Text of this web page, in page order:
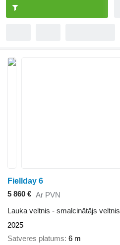
Fiellday 6
5 860 € Ar PVN
Lauka veltnis - smalcinātājs veltnis
2025
Satveres platums 6 m